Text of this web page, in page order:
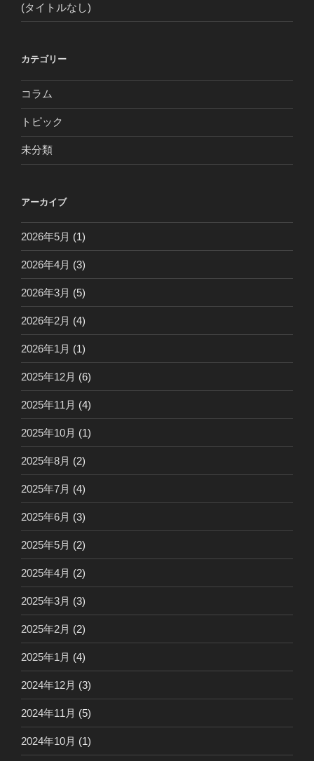
(タイトルなし)
カテゴリー
コラム
トピック
未分類
アーカイブ
2026年5月 (1)
2026年4月 (3)
2026年3月 (5)
2026年2月 (4)
2026年1月 (1)
2025年12月 (6)
2025年11月 (4)
2025年10月 (1)
2025年8月 (2)
2025年7月 (4)
2025年6月 (3)
2025年5月 (2)
2025年4月 (2)
2025年3月 (3)
2025年2月 (2)
2025年1月 (4)
2024年12月 (3)
2024年11月 (5)
2024年10月 (1)